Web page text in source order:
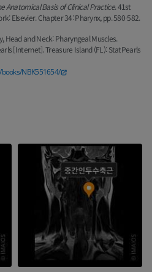
Anatomical Basis of Clinical Practice. 41st
Elsevier. Chapter 34: Pharynx, pp. 580-582.
Head and Neck: Pharyngeal Muscles.
[Internet]. Treasure Island (FL): StatPearls
NBK551654/